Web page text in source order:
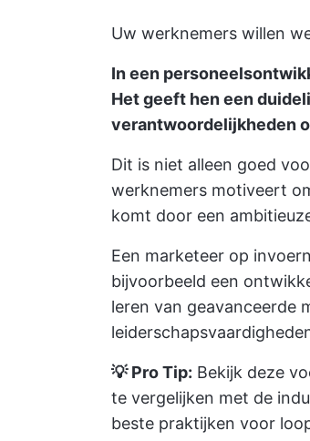
Uw werknemers willen
In een
Het geeft hen een
verantwoordelijkheden
Dit is niet alleen goed
werknemers motiveert
komt door een
Een marketeer op
bijvoorbeeld een
leren van geavanceerde
💡 Pro Tip: Bekijk deze
te vergelijken met de
beste praktijken voor